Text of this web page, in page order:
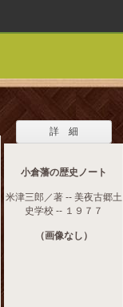
詳 細
小倉藩の歴史ノート
米津三郎／著 -- 美夜古郷土
史学校 -- １９７７
（画像なし）